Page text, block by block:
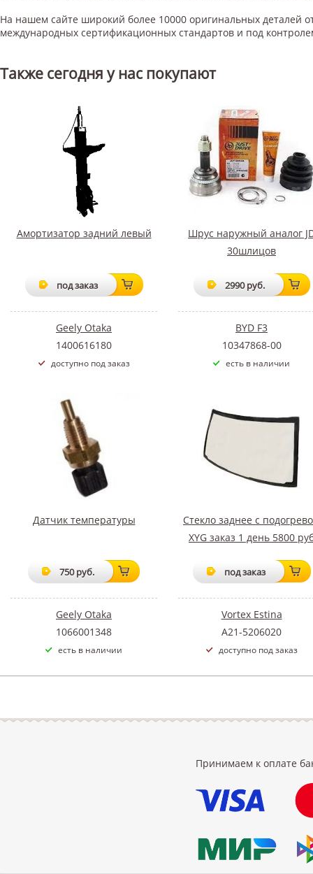
На нашем сайте широкий более 10000 оригинальных деталей
международных сертификационных стандартов и под
Также сегодня у нас покупают
Амортизатор задний левый
под заказ
Geely Otaka
1400616180
доступно под заказ
Шрус наружный аналог
30шлицов
2990 руб.
BYD F3
10347868-00
есть в наличии
Датчик температуры
750 руб.
Geely Otaka
1066001348
есть в наличии
Стекло заднее с
XYG заказ 1 день 5800
под заказ
Vortex Estina
A21-5206020
доступно под заказ
Принимаем к оплате